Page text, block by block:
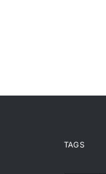
TAGS